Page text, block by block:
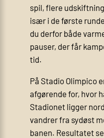
spil, flere
især i de første
du derfor både
pauser, der får
tid.
På Stadio Olimpico
afgørende for, hvor
Stadionet ligger
vandrer fra sydøst
banen. Resultatet